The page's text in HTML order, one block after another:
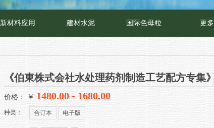
新材料应用 建材水泥 国际色母粒 更多
《伯東株式会社水处理药剂制造工艺配方专集》
价格： ￥ 1480.00 - 1680.00
种类： 合订本 电子版